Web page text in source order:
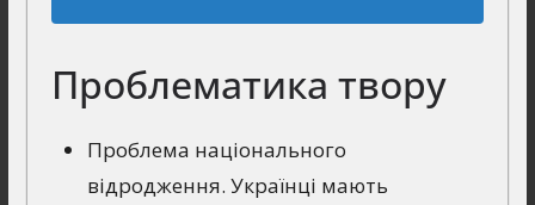
Проблематика твору
Проблема національного
відродження. Українці мають